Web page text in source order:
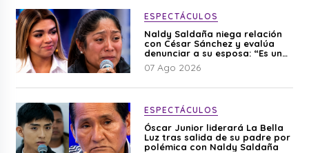
ESPECTÁCULOS
Naldy Saldaña niega relación
con César Sánchez y evalúa
denunciar a su esposa: “Es una
difamación”
07 Ago 2026
ESPECTÁCULOS
Óscar Junior liderará La Bella
Luz tras salida de su padre por
polémica con Naldy Saldaña